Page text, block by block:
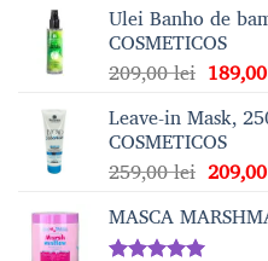
Ulei Banho de
COSMETICOS
209,00lei Prețul
a
fost:
189,00
Leave-in Mask,
COSMETICOS
259,00lei Prețul
a
209,00
MASCA